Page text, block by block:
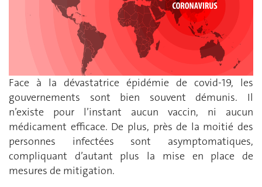
Face à la dévastatrice épidémie de covid-19, les
gouvernements sont bien souvent démunis. Il
n’existe pour l’instant aucun vaccin, ni aucun
médicament efficace. De plus, près de la moitié des
personnes infectées sont asymptomatiques,
compliquant d’autant plus la mise en place de
mesures de mitigation.